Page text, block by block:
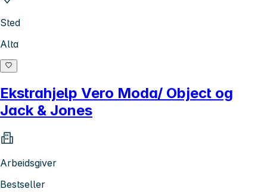
Sted
Alta
Ekstrahjelp Vero Moda/ Object og
Jack & Jones
Arbeidsgiver
Bestseller